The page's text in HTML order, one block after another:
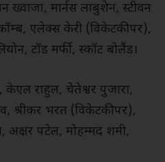
ख्वाजा, मार्नस लाबुशेन, स्टीवन
एलेक्स केरी (विकेटकीपर),
टॉड मर्फी, स्कॉट बोलैंड।
केएल राहुल, चेतेश्वर पुजारा,
श्रीकर भरत (विकेटकीपर),
अक्षर पटेल, मोहम्मद शमी,